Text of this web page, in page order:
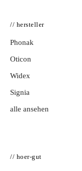
// hersteller
Phonak
Oticon
Widex
Signia
alle ansehen
// hoer-gut